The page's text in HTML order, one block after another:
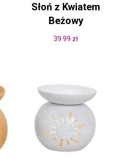
Słoń z Kwiatem
Beżowy
39.99 zł